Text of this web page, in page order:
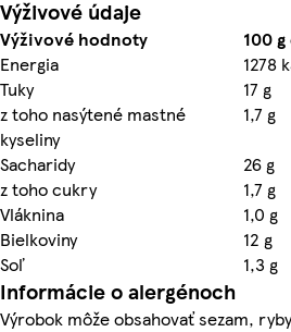
Výživové údaje
Výživové hodnoty
100
Energia
1278
Tuky
17 g
z toho nasýtené mastné
kyseliny
1,7 g
Sacharidy
26 g
z toho cukry
1,7 g
Vláknina
1,0 g
Bielkoviny
12 g
Soľ
1,3 g
Informácie o alergénoch
Výrobok môže obsahovať sezam,